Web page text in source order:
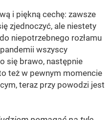
i piękną cechę: zawsze
zjednoczyć, ale niestety
niepotrzebnego rozłamu
wszyscy
się brawo, następnie
też w pewnym momencie
teraz przy powodzi jest